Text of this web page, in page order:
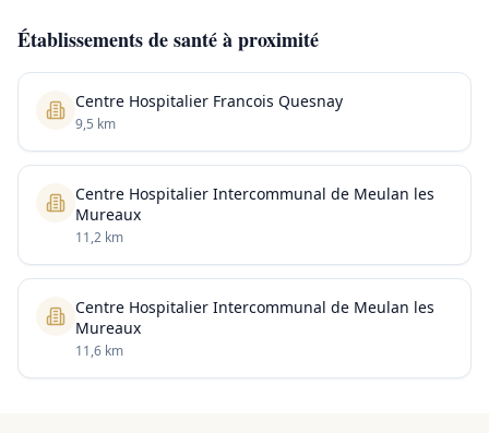
Établissements de santé à proximité
Centre Hospitalier Francois Quesnay
9,5 km
Centre Hospitalier Intercommunal de Meulan les
Mureaux
11,2 km
Centre Hospitalier Intercommunal de Meulan les
Mureaux
11,6 km